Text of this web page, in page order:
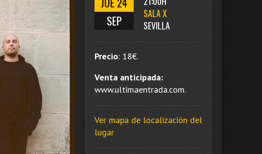
SEP
SALA X
SEVILLA
Precio: 18€.
Venta anticipada:
www.ultimaentrada.com.
Ver mapa de localización del
lugar